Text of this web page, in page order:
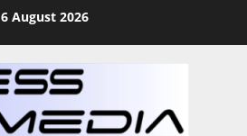
6 August 2026